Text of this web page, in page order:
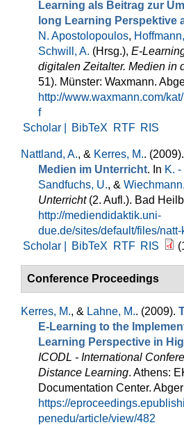
Learning als Beitrag zur
long Learning Perspektive
N. Apostolopoulos,
Schwill, A. (Hrsg.), E-
digitalen Zeitalter. Medien in
51). Münster: Waxmann.
http://www.waxmann.com/
f
Scholar |
BibTeX RTF RIS
Nattland, A., & Kerres, M.. (2009).
Medien im Unterricht. In K.
Sandfuchs, U., &
Unterricht(2. Aufl.). Bad
http://mediendidaktik.uni-
due.de/sites/default/files/
Scholar |
BibTeX RTF RIS
Conference Proceedings
Kerres, M., & Lahne, M.. (2009).
E-Learning to the
Learning Perspective in
ICODL - International
Distance Learning. Athens:
Documentation Center.
https://
penedu/article/view/482